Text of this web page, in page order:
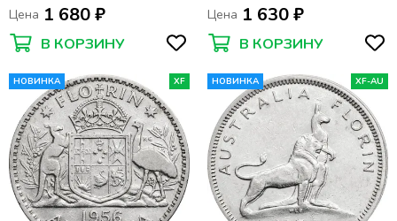
Цена 1 680 ₽
В КОРЗИНУ
Цена 1 630 ₽
В КОРЗИНУ
НОВИНКА XF НОВИНКА XF-AU